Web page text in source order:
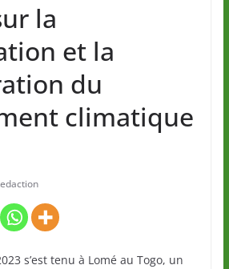
la
et la
du
climatique
s’est tenu à Lomé au Togo, un